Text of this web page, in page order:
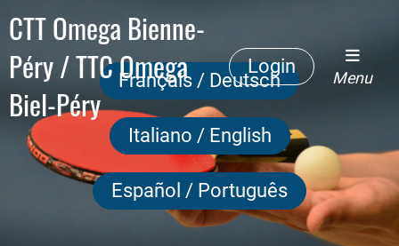
CTT Omega Bienne-
Péry / TTC Omega
Biel-Péry
Login
Menu
Français / Deutsch
Italiano / English
Español / Português